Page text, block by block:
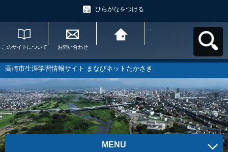
ひらがなをつける
このサイトについて お問い合わせ
たかさきへ戻る
高崎市生涯学習情報サイト まなびネットたかさき
MENU